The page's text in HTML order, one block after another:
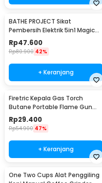
BATHE PROJECT Sikat
Pembersih Elektrik 5in1 Magic
Brush Rechargeable - WQ8110
Rp47.600
Rp80.900 42%
+ Keranjang
Firetric Kepala Gas Torch
Butane Portable Flame Gun
Adjustable - 807
Rp29.400
Rp54.900 47%
+ Keranjang
One Two Cups Alat Penggiling